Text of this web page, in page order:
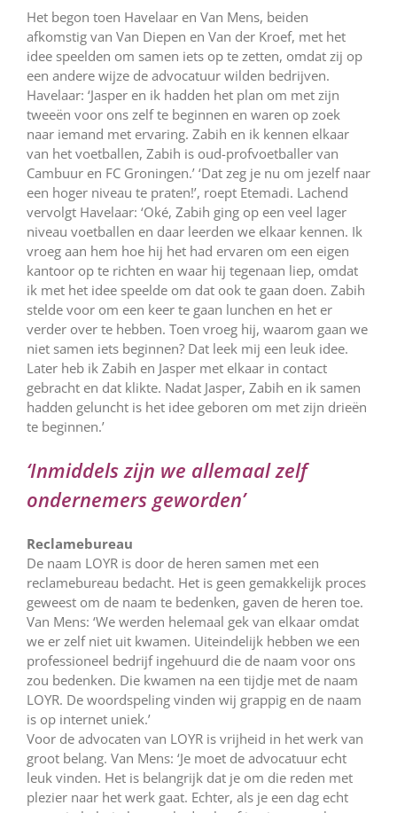
Het begon toen Havelaar en Van Mens, beiden
afkomstig van Van Diepen en Van der Kroef, met het
idee speelden om samen iets op te zetten, omdat zij op
een andere wijze de advocatuur wilden bedrijven.
Havelaar: ‘Jasper en ik hadden het plan om met zijn
tweeën voor ons zelf te beginnen en waren op zoek
naar iemand met ervaring. Zabih en ik kennen elkaar
van het voetballen, Zabih is oud-profvoetballer van
Cambuur en FC Groningen.’ ‘Dat zeg je nu om jezelf naar
een hoger niveau te praten!’, roept Etemadi. Lachend
vervolgt Havelaar: ‘Oké, Zabih ging op een veel lager
niveau voetballen en daar leerden we elkaar kennen. Ik
vroeg aan hem hoe hij het had ervaren om een eigen
kantoor op te richten en waar hij tegenaan liep, omdat
ik met het idee speelde om dat ook te gaan doen. Zabih
stelde voor om een keer te gaan lunchen en het er
verder over te hebben. Toen vroeg hij, waarom gaan we
niet samen iets beginnen? Dat leek mij een leuk idee.
Later heb ik Zabih en Jasper met elkaar in contact
gebracht en dat klikte. Nadat Jasper, Zabih en ik samen
hadden geluncht is het idee geboren om met zijn drieën
te beginnen.’
‘Inmiddels zijn we allemaal zelf
ondernemers geworden’
Reclamebureau
De naam LOYR is door de heren samen met een
reclamebureau bedacht. Het is geen gemakkelijk proces
geweest om de naam te bedenken, gaven de heren toe.
Van Mens: ‘We werden helemaal gek van elkaar omdat
we er zelf niet uit kwamen. Uiteindelijk hebben we een
professioneel bedrijf ingehuurd die de naam voor ons
zou bedenken. Die kwamen na een tijdje met de naam
LOYR. De woordspeling vinden wij grappig en de naam
is op internet uniek.’
Voor de advocaten van LOYR is vrijheid in het werk van
groot belang. Van Mens: ‘Je moet de advocatuur echt
leuk vinden. Het is belangrijk dat je om die reden met
plezier naar het werk gaat. Echter, als je een dag echt